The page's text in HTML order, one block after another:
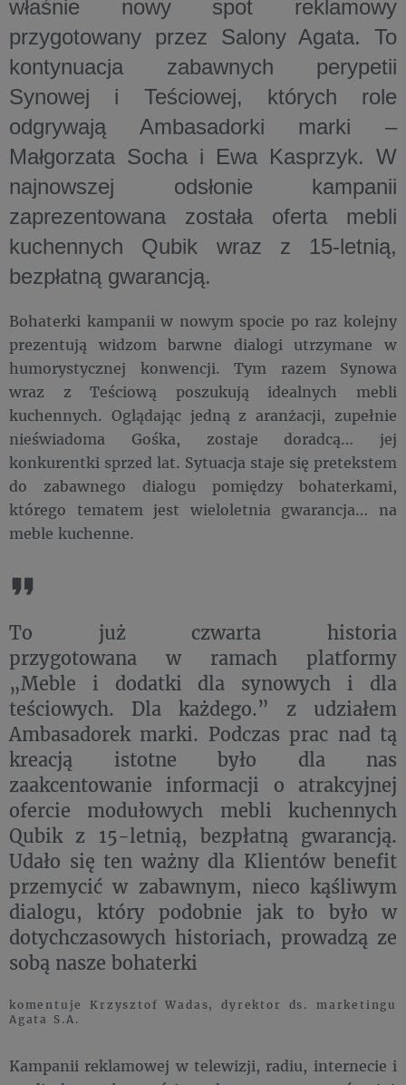
właśnie nowy spot reklamowy
przygotowany przez Salony Agata. To
kontynuacja zabawnych perypetii
Synowej i Teściowej, których role
odgrywają Ambasadorki marki –
Małgorzata Socha i Ewa Kasprzyk. W
najnowszej odsłonie kampanii
zaprezentowana została oferta mebli
kuchennych Qubik wraz z 15-letnią,
bezpłatną gwarancją.
Bohaterki kampanii w nowym spocie po raz kolejny
prezentują widzom barwne dialogi utrzymane w
humorystycznej konwencji. Tym razem Synowa
wraz z Teściową poszukują idealnych mebli
kuchennych. Oglądając jedną z aranżacji, zupełnie
nieświadoma Gośka, zostaje doradcą… jej
konkurentki sprzed lat. Sytuacja staje się pretekstem
do zabawnego dialogu pomiędzy bohaterkami,
którego tematem jest wieloletnia gwarancja… na
meble kuchenne.
To już czwarta historia
przygotowana w ramach platformy
„Meble i dodatki dla synowych i dla
teściowych. Dla każdego.” z udziałem
Ambasadorek marki. Podczas prac nad tą
kreacją istotne było dla nas
zaakcentowanie informacji o atrakcyjnej
ofercie modułowych mebli kuchennych
Qubik z 15-letnią, bezpłatną gwarancją.
Udało się ten ważny dla Klientów benefit
przemycić w zabawnym, nieco kąśliwym
dialogu, który podobnie jak to było w
dotychczasowych historiach, prowadzą ze
sobą nasze bohaterki
komentuje Krzysztof Wadas, dyrektor ds. marketingu
Agata S.A.
Kampanii reklamowej w telewizji, radiu, internecie i